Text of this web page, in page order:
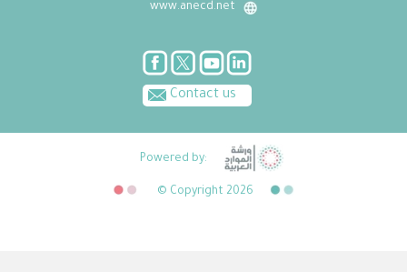
www.anecd.net
Contact us
Powered by:
© Copyright 2026